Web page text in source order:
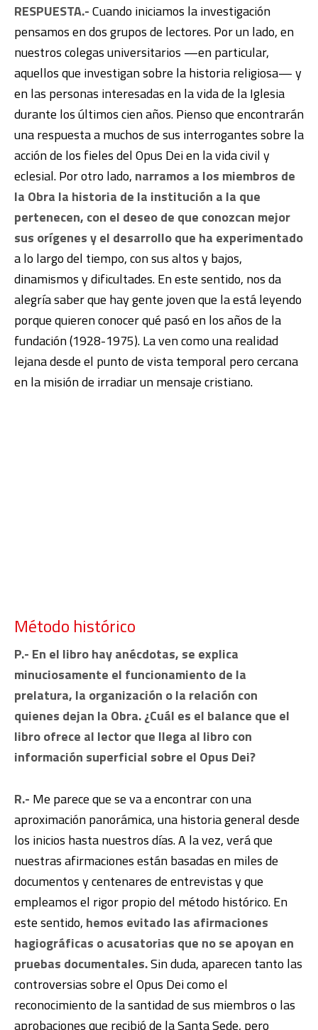
RESPUESTA.-Cuando iniciamos la investigación
pensamos en dos grupos de lectores. Por un lado, en
nuestros colegas universitarios —en particular,
aquellos que investigan sobre la historia religiosa— y
en las personas interesadas en la vida de la Iglesia
durante los últimos cien años. Pienso que encontrarán
una respuesta a muchos de sus interrogantes sobre la
acción de los fieles del Opus Dei en la vida civil y
eclesial. Por otro lado, narramos a los miembros de
la Obra la historia de la institución a la que
pertenecen, con el deseo de que conozcan mejor
sus orígenes y el desarrollo que ha experimentado
a lo largo del tiempo, con sus altos y bajos,
dinamismos y dificultades. En este sentido, nos da
alegría saber que hay gente joven que la está leyendo
porque quieren conocer qué pasó en los años de la
fundación (1928-1975). La ven como una realidad
lejana desde el punto de vista temporal pero cercana
en la misión de irradiar un mensaje cristiano.
Método histórico
P.- En el libro hay anécdotas, se explica
minuciosamente el funcionamiento de la
prelatura, la organización o la relación con
quienes dejan la Obra. ¿Cuál es el balance que el
libro ofrece al lector que llega al libro con
información superficial sobre el Opus Dei?
R.- Me parece que se va a encontrar con una
aproximación panorámica, una historia general desde
los inicios hasta nuestros días. A la vez, verá que
nuestras afirmaciones están basadas en miles de
documentos y centenares de entrevistas y que
empleamos el rigor propio del método histórico. En
este sentido, hemos evitado las afirmaciones
hagiográficas o acusatorias que no se apoyan en
pruebas documentales.Sin duda, aparecen tanto las
controversias sobre el Opus Dei como el
reconocimiento de la santidad de sus miembros o las
aprobaciones que recibió de la Santa Sede, pero